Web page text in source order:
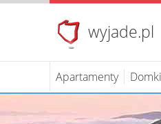
wyjade.pl
Apartamenty Domki